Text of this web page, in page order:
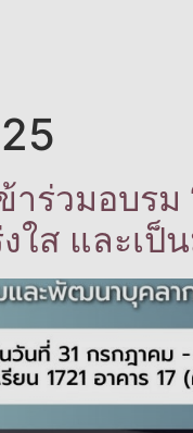
าร่วมอบร
ใส และเป็